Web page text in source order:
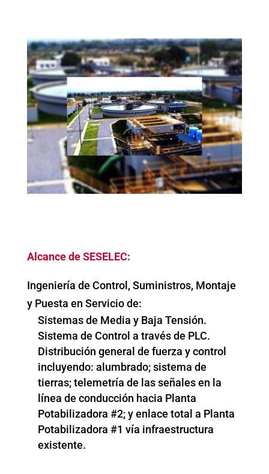
Alcance de SESELEC:
Ingeniería de Control, Suministros, Montaje
y Puesta en Servicio de:
Sistemas de Media y Baja Tensión.
Sistema de Control a través de PLC.
Distribución general de fuerza y control
incluyendo: alumbrado; sistema de
tierras; telemetría de las señales en la
línea de conducción hacia Planta
Potabilizadora #2; y enlace total a Planta
Potabilizadora #1 vía infraestructura
existente.